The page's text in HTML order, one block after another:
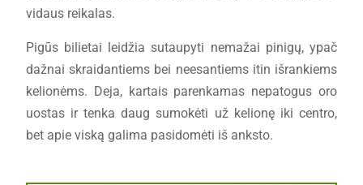
vidaus reikalas.
Pigūs bilietai leidžia sutaupyti nemažai pinigų, ypač
dažnai skraidantiems bei neesantiems itin išrankiems
kelionėms. Deja, kartais parenkamas nepatogus oro
uostas ir tenka daug sumokėti už kelionę iki centro,
bet apie viską galima pasidomėti iš anksto.